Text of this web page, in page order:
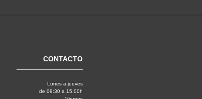
CONTACTO
Lunes a jueves
de 09:30 a 15.00h